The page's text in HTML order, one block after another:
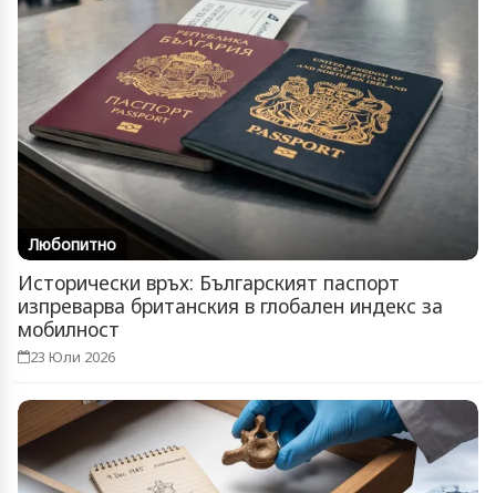
Любопитно
Исторически връх: Българският паспорт
изпреварва британския в глобален индекс за
мобилност
23 Юли 2026